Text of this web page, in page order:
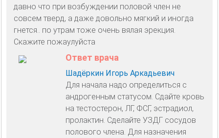
давно что при возбуждении половой член не
совсем тверд, а даже довольно мягкий и иногда
гнется.. по утрам тоже очень вялая эрекция.
Скажите пожаулуйста
Ответ врача
Шадёркин Игорь Аркадьевич
Для начала надо определиться с
андрогенным статусом. Сдайте кровь
на тестостерон, ЛГ, ФСГ, эстрадиол,
пролактин. Сделайте УЗДГ сосудов
полового члена. Для назначения